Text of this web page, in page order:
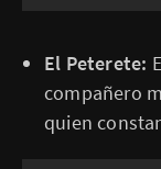
El Peterete:
compañero
quien